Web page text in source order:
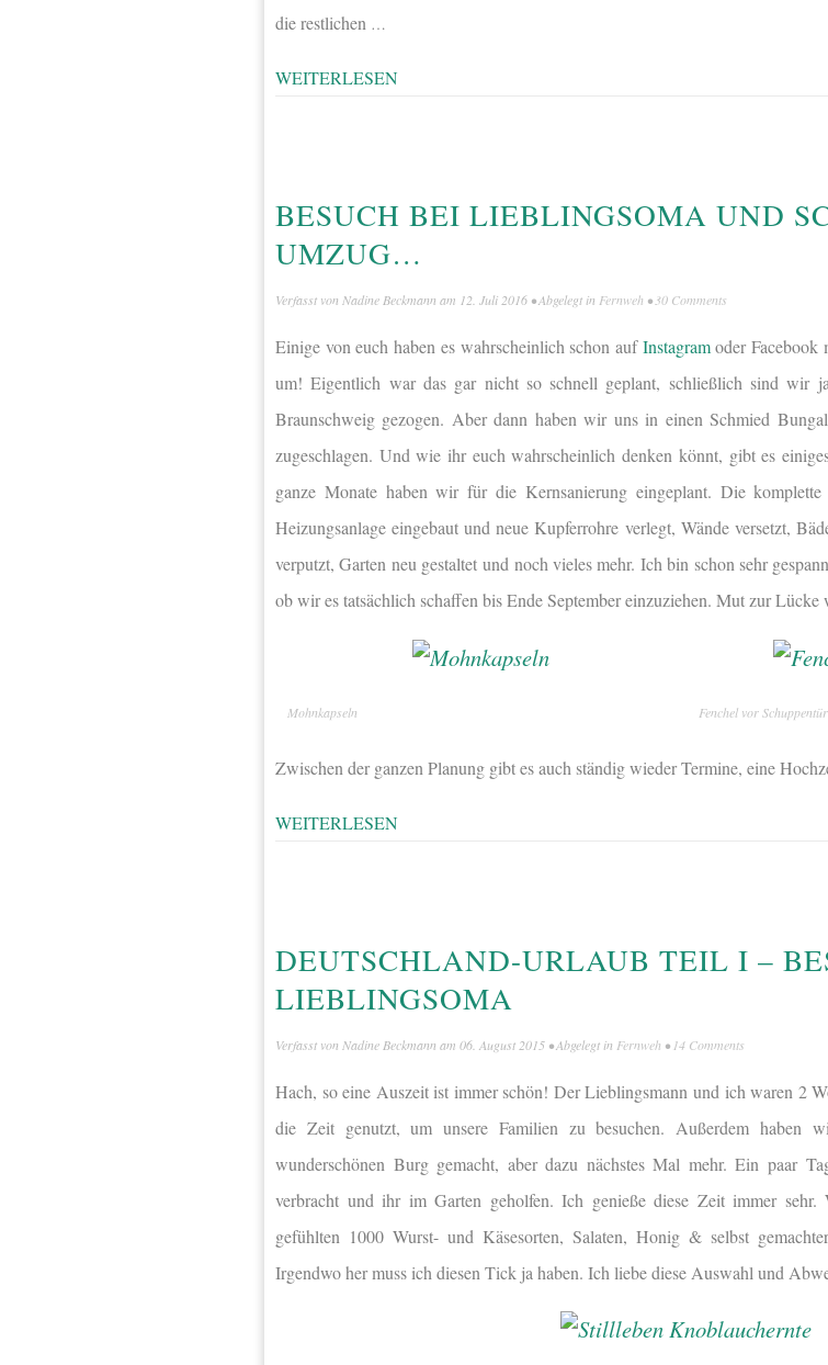
die restlichen …
WEITERLESEN
BESUCH BEI LIEBLINGSOMA UND
UMZUG…
Verfasst von Nadine Beckmann am 12. Juli 2016 • Abgelegt in Fernweh •30 Comments
Einige von euch haben es wahrscheinlich schon aufInstagramoder Facebook
um! Eigentlich war das gar nicht so schnell geplant, schließlich sind wir
Braunschweig gezogen. Aber dann haben wir uns in einen Schmied
zugeschlagen. Und wie ihr euch wahrscheinlich denken könnt, gibt es
ganze Monate haben wir für die Kernsanierung eingeplant. Die
Heizungsanlage eingebaut und neue Kupferrohre verlegt, Wände versetzt,
verputzt, Garten neu gestaltet und noch vieles mehr. Ich bin schon sehr
ob wir es tatsächlich schaffen bis Ende September einzuziehen. Mut zur
Mohnkapseln Fenchel vor Schuppentür
Zwischen der ganzen Planung gibt es auch ständig wieder Termine, eine
WEITERLESEN
DEUTSCHLAND-URLAUB TEIL I –
LIEBLINGSOMA
Verfasst von Nadine Beckmann am 06. August 2015 • Abgelegt in Fernweh •14 Comments
Hach, so eine Auszeit ist immer schön! Der Lieblingsmann und ich waren 2
die Zeit genutzt, um unsere Familien zu besuchen. Außerdem haben
wunderschönen Burg gemacht, aber dazu nächstes Mal mehr. Ein paar
verbracht und ihr im Garten geholfen. Ich genieße diese Zeit immer
gefühlten 1000 Wurst- und Käsesorten, Salaten, Honig & selbst
Irgendwo her muss ich diesen Tick ja haben. Ich liebe diese Auswahl und